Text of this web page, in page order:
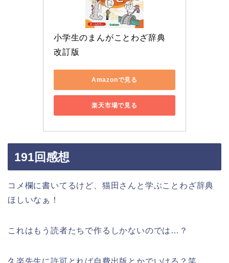
小学生のまんがことわざ辞典
改訂版
Amazonで見る
楽天市場で見る
191回感想
コメ欄に書いてるけど、猫田さんと学ぶことわざ辞典
ほしいなぁ！
これはもう読者たちで作るしかないのでは…？
久楽先生に許可とれば自費出版とかでいける？笑